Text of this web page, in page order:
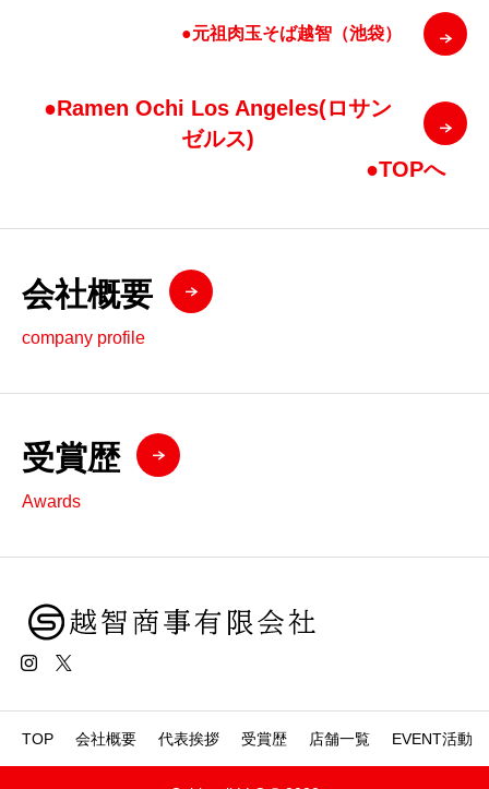
●元祖肉玉そば越智（池袋）
●Ramen Ochi Los Angeles(ロサン
ゼルス)
●TOPへ
会社概要
company profile
受賞歴
Awards
TOP 会社概要 代表挨拶 受賞歴 店舗一覧 EVENT活動